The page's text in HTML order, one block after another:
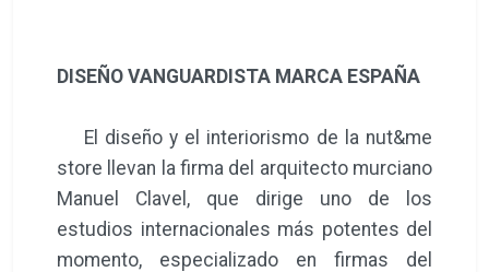
DISEÑO VANGUARDISTA MARCA ESPAÑA
El diseño y el interiorismo de la nut&me
store llevan la firma del arquitecto murciano
Manuel Clavel, que dirige uno de los
estudios internacionales más potentes del
momento, especializado en firmas del